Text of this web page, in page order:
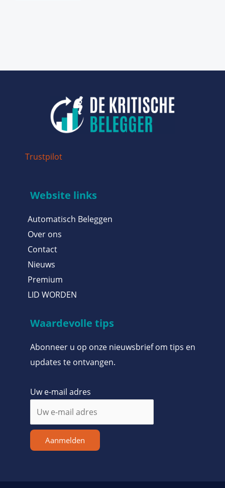
Trustpilot
Website links
Automatisch Beleggen
Over ons
Contact
Nieuws
Premium
LID WORDEN
Waardevolle tips
Abonneer u op onze nieuwsbrief om tips en
updates te ontvangen.
Uw e-mail adres
Aanmelden